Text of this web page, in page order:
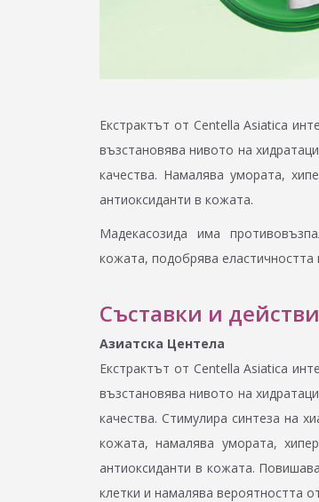
Екстрактът от Centella Asiatica
възстановява нивото на
качества. Намалява умората,
антиоксиданти в кожата.
Мадекасозида има
кожата, подобрява
Съставки и
Азиатска Центела
Екстрактът от Centella Asiatica
възстановява нивото на
качества. Стимулира синтеза на
кожата, намалява умората,
антиоксиданти в кожата.
клетки и намалява вероятността